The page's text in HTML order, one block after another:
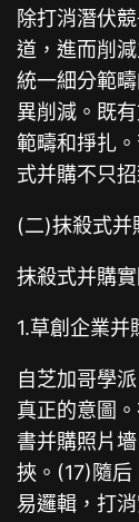
除打消潛伏
道，進而削
統一細分範
異削減。既
範疇和掙扎
式并購不只
(二)抹殺式并
抹殺式并購
1.草創企業
自芝加哥學
真正的意圖
書并購照片
挾。(17)隨后
易邏輯，打